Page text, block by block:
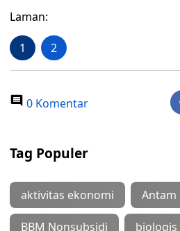
Laman:
1 2
0 Komentar
Tag Populer
aktivitas ekonomi Antam
BBM Nonsubsidi biologis